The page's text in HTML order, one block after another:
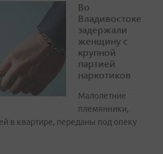
Во
Владивостоке
задержали
женщину с
крупной
партией
наркотиков
Малолетние
племянники,
в квартире, переданы под опеку